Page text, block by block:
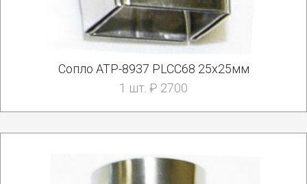
Сопло АТР-8937 PLCC68 25x25мм
1 шт. ₽ 2700